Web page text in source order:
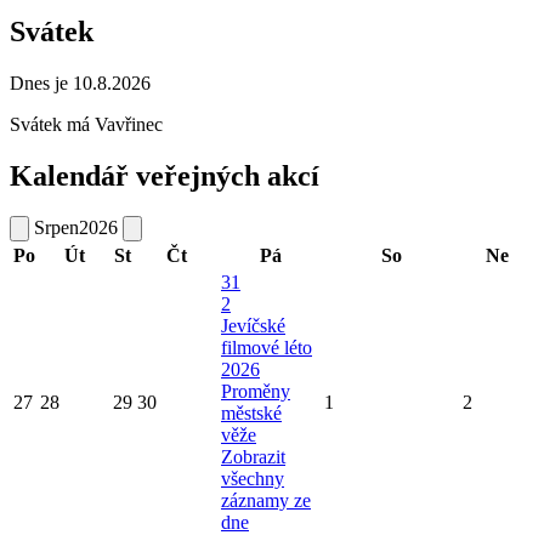
Svátek
Dnes je 10.8.2026
Svátek má Vavřinec
Kalendář veřejných akcí
Srpen2026
Po
Út St Čt Pá So Ne
27 28 29 30
31
2
Jevíčské
filmové léto
2026
Proměny
městské
věže
Zobrazit
všechny
záznamy ze
dne
1 2